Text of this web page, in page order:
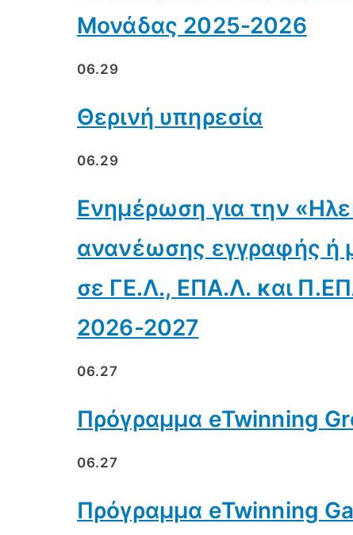
Μονάδας 2025-2026
06.29
Θερινή υπηρεσία
06.29
Ενημέρωση για την
ανανέωσης εγγραφής ή
σε ΓΕ.Λ., ΕΠΑ.Λ. και
2026-2027
06.27
Πρόγραμμα eTwinning
06.27
Πρόγραμμα eTwinning